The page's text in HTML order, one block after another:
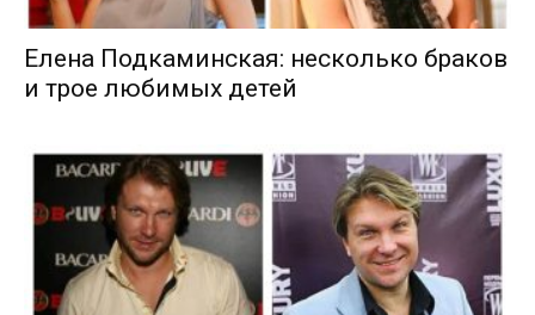
Елена Подкаминская: несколько браков
и трое любимых детей